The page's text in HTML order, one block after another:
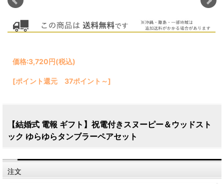
価格:3,720円(税込)
[ポイント還元 37ポイント～]
【結婚式 電報 ギフト】祝電付きスヌーピー＆ウッドスト
ック ゆらゆらタンブラーペアセット
注文